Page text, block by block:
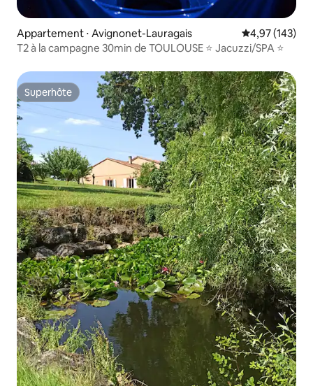
Appartement ⋅ Avignonet-Lauragais Évaluation
4,97 (143)
T2 à la campagne 30min de TOULOUSE ⭐ Jacuzzi/SPA ⭐
Superhôte
Superhôte